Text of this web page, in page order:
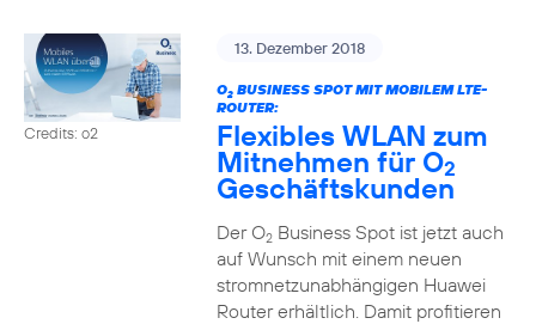
Credits: o2
13. Dezember 2018
O2BUSINESS SPOT MIT MOBILEM LTE-
ROUTER:
Flexibles WLAN zum
Mitnehmen für O2
Geschäftskunden
Der O2Business Spot ist jetzt auch
auf Wunsch mit einem neuen
stromnetzunabhängigen Huawei
Router erhältlich. Damit profitieren